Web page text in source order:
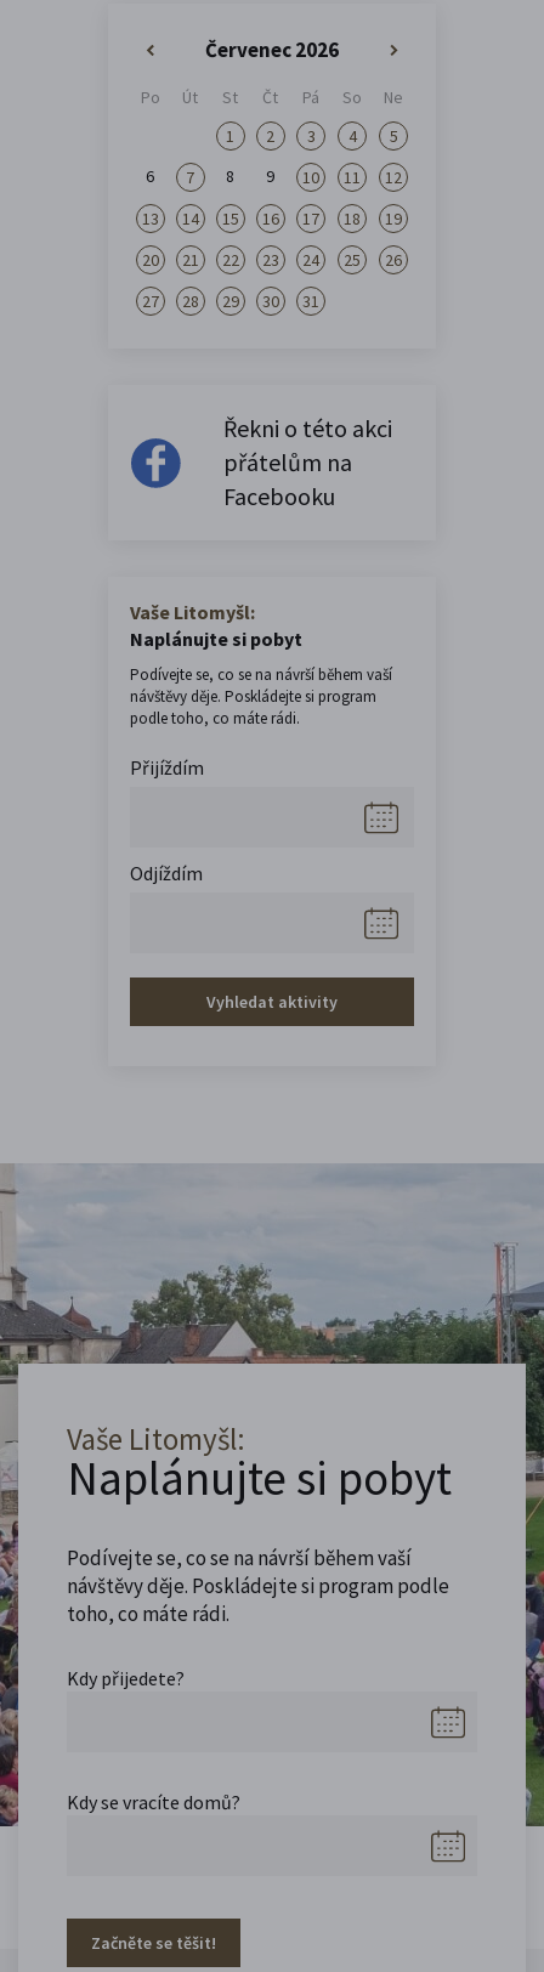
Červenec 2026
»
Po Út St Čt Pá So
Ne
1
2 3 4
5
6
7 8 9 10 11
12
13
14 15 16 17 18
19
20
21 22 23 24 25
26
27
28 29 30 31
Řekni o této akci
přátelům na
Facebooku
Vaše Litomyšl:
Naplánujte si pobyt
Podívejte se, co se na návrší během vaší
návštěvy děje. Poskládejte si program
podle toho, co máte rádi.
Přijíždím
Odjíždím
Vyhledat aktivity
Vaše Litomyšl:
Naplánujte si pobyt
Podívejte se, co se na návrší během vaší
návštěvy děje. Poskládejte si program podle
toho, co máte rádi.
Kdy přijedete?
Kdy se vracíte domů?
Začněte se těšit!